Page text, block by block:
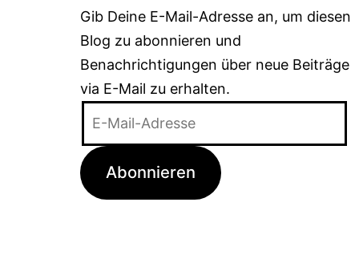
Gib Deine E-Mail-Adresse an, um diesen
Blog zu abonnieren und
Benachrichtigungen über neue Beiträge
via E-Mail zu erhalten.
Adresse
Abonnieren